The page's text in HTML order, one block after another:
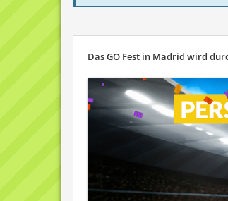
Das GO Fest in Madrid wird